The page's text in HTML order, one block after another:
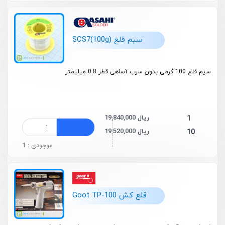
سیم قلع (100g)SCS7
سیم قلع 100 گرمی بدون سرب آساهی قطر 0.8 میلیمتر
1 19,840,000 ریال
10
19,520,000 ریال
موجودی : 1
قلع کش Goot TP-100